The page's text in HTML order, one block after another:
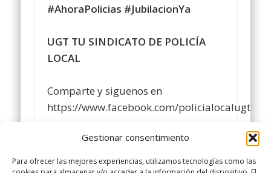
Gestionar consentimiento
Para ofrecer las mejores experiencias, utilizamos tecnologías como las
#AhoraPolicias #JubilacionYa
UGT TU SINDICATO DE POLICÍA
LOCAL
Comparte y siguenos en
https://www.facebook.com/policialocalugt/
#sindicatopolicialocalugt#UGT